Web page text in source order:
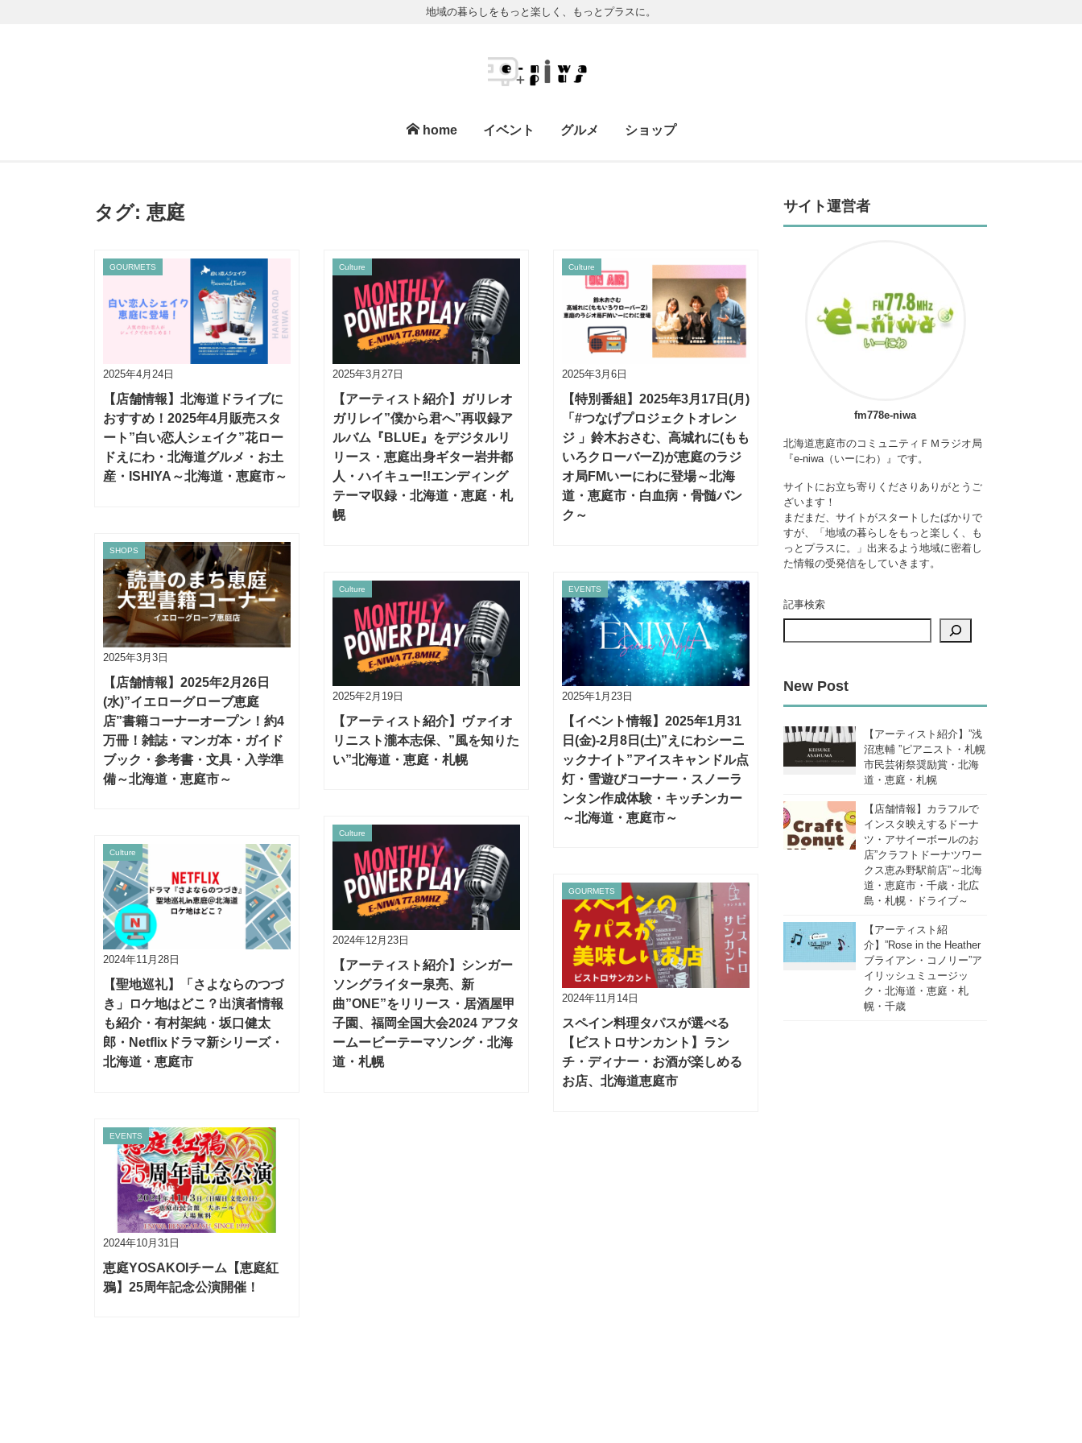
地域の暮らしをもっと楽しく、もっとプラスに。
home イベント グルメ ショップ
タグ: 恵庭
2025年4月24日
GOURMETS
【店舗情報】北海道ドライブに
おすすめ！2025年4月販売スタ
ート”白い恋人シェイク”花ロー
ドえにわ・北海道グルメ・お土
産・ISHIYA～北海道・恵庭市～
2025年3月27日
Culture
【アーティスト紹介】ガリレオ
ガリレイ”僕から君へ”再収録ア
ルバム『BLUE』をデジタルリ
リース・恵庭出身ギター岩井都
人・ハイキュー!!エンディング
テーマ収録・北海道・恵庭・札
幌
2025年3月6日
Culture
【特別番組】2025年3月17日(月)
「#つなげプロジェクトオレン
ジ 」鈴木おさむ、高城れに(もも
いろクローバーZ)が恵庭のラジ
オ局FMいーにわに登場～北海
道・恵庭市・白血病・骨髄バン
ク～
2025年3月3日
SHOPS
【店舗情報】2025年2月26日
(水)”イエローグローブ恵庭
店”書籍コーナーオープン！約4
万冊！雑誌・マンガ本・ガイド
ブック・参考書・文具・入学準
備～北海道・恵庭市～
2025年2月19日
Culture
【アーティスト紹介】ヴァイオ
リニスト瀧本志保、”風を知りた
い”北海道・恵庭・札幌
2025年1月23日
EVENTS
【イベント情報】2025年1月31
日(金)‐2月8日(土)”えにわシーニ
ックナイト”アイスキャンドル点
灯・雪遊びコーナー・スノーラ
ンタン作成体験・キッチンカー
～北海道・恵庭市～
2024年12月23日
Culture
【アーティスト紹介】シンガー
ソングライター泉亮、新
曲”ONE”をリリース・居酒屋甲
子園、福岡全国大会2024 アフタ
ームービーテーマソング・北海
道・札幌
2024年11月28日
Culture
【聖地巡礼】「さよならのつづ
き」ロケ地はどこ？出演者情報
も紹介・有村架純・坂口健太
郎・Netflixドラマ新シリーズ・
北海道・恵庭市
2024年11月14日
GOURMETS
スペイン料理タパスが選べる
【ビストロサンカント】ラン
チ・ディナー・お酒が楽しめる
お店、北海道恵庭市
2024年10月31日
EVENTS
恵庭YOSAKOIチーム【恵庭紅
鴉】25周年記念公演開催！
サイト運営者
fm778e-niwa
北海道恵庭市のコミュニティＦＭラジオ局
『e-niwa（いーにわ）』です。
サイトにお立ち寄りくださりありがとうご
ざいます！
まだまだ、サイトがスタートしたばかりで
すが、「地域の暮らしをもっと楽しく、も
っとプラスに。」出来るよう地域に密着し
た情報の受発信をしていきます。
記事検索
New Post
【アーティスト紹介】”浅
沼恵輔 ”ピアニスト・札幌
市民芸術祭奨励賞・北海
道・恵庭・札幌
【店舗情報】カラフルで
インスタ映えするドーナ
ツ・アサイーボールのお
店”クラフトドーナツワー
クス恵み野駅前店”～北海
道・恵庭市・千歳・北広
島・札幌・ドライブ～
【アーティスト紹
介】”Rose in the Heather
ブライアン・コノリー”ア
イリッシュミュージッ
ク・北海道・恵庭・札
幌・千歳